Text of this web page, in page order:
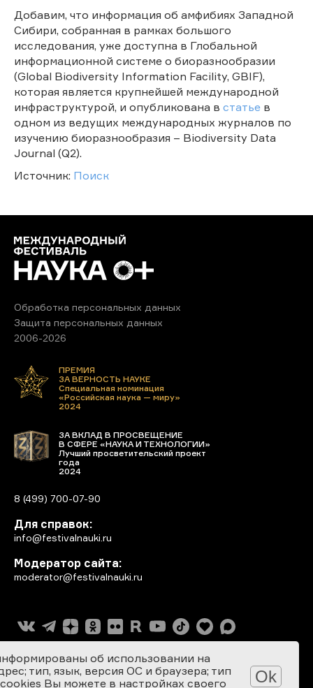
Добавим, что информация об амфибиях Западной
Сибири, собранная в рамках большого
исследования, уже доступна в Глобальной
информационной системе о биоразнообразии
(Global Biodiversity Information Facility, GBIF),
которая является крупнейшей международной
инфраструктурой, и опубликована в статье в
одном из ведущих международных журналов по
изучению биоразнообразия – Biodiversity Data
Journal (Q2).
Источник: Поиск
Обработка персональных данных
Защита персональных данных
2006-2026
ПРЕМИЯ
ЗА ВЕРНОСТЬ НАУКЕ
Специальная номинация
«Российская наука — миру»
2024
ЗА ВКЛАД В ПРОСВЕЩЕНИЕ
В СФЕРЕ «НАУКА И ТЕХНОЛОГИИ»
Лучший просветительский проект
года
2024
8 (499) 700-07-90
Для справок:
info@festivalnauki.ru
Модератор сайта:
moderator@festivalnauki.ru
об использовании на
тип, язык, версия ОС и браузера; тип
Вы можете в настройках своего
Ok